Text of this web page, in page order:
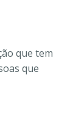
que tem
que